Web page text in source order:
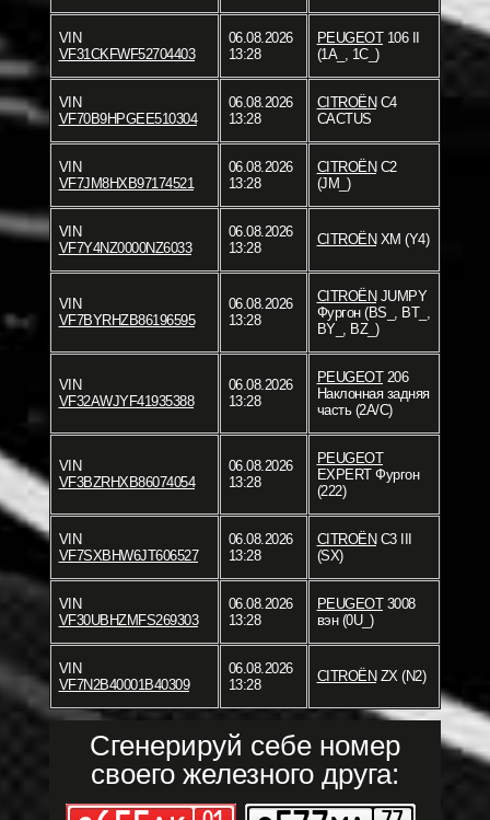
VIN
VF31CKFWF52704403
06.08.2026
13:28
PEUGEOT106 II
(1A_, 1C_)
VIN
VF70B9HPGEE510304
06.08.2026
13:28
CITROËN C4
CACTUS
VIN
VF7JM8HXB97174521
06.08.2026
13:28
CITROËN C2
(JM_)
VIN
VF7Y4NZ0000NZ6033
06.08.2026
13:28
CITROËN XM (Y4)
VIN
VF7BYRHZB86196595
06.08.2026
13:28
CITROËN JUMPY
Фургон (BS_, BT_,
BY_, BZ_)
VIN
VF32AWJYF41935388
06.08.2026
13:28
PEUGEOT206
Наклонная задняя
часть (2A/C)
VIN
VF3BZRHXB86074054
06.08.2026
13:28
PEUGEOT
EXPERT Фургон
(222)
VIN
VF7SXBHW6JT606527
06.08.2026
13:28
CITROËN C3 III
(SX)
VIN
VF30UBHZMFS269303
06.08.2026
13:28
PEUGEOT3008
вэн (0U_)
VIN
VF7N2B40001B40309
06.08.2026
13:28
CITROËN ZX (N2)
Сгенерируй себе номер
своего железного друга: